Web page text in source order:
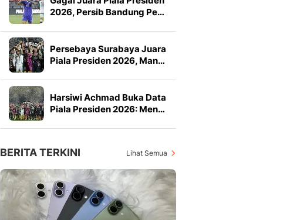
2026, Persib Bandung Pe…
Persebaya Surabaya Juara
Piala Presiden 2026, Man…
Harsiwi Achmad Buka Data
Piala Presiden 2026: Men…
BERITA TERKINI Lihat Semua